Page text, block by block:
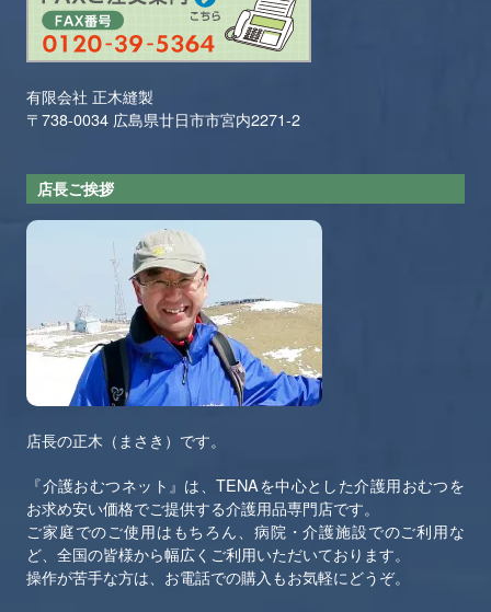
有限会社 正木縫製
〒738-0034 広島県廿日市市宮内2271-2
店長ご挨拶
店長の正木（まさき）です。
『介護おむつネット』は、TENAを中心とした介護用おむつを
お求め安い価格でご提供する介護用品専門店です。
ご家庭でのご使用はもちろん、病院・介護施設でのご利用な
ど、全国の皆様から幅広くご利用いただいております。
操作が苦手な方は、お電話での購入もお気軽にどうぞ。